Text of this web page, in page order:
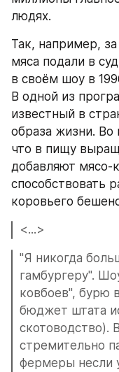
людях.
Так, например,
мяса подали в
в своём шоу в
В одной из
известный в
образа жизни. Во
что в пищу
добавляют мясо-
способствовать
коровьего
<...>
"Я никогда
гамбургеру".
ковбоев", бурю
бюджет штата
скотоводство).
стремительно
фермеры несли